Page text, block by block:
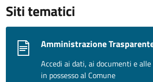
Siti tematici
Amministrazione
Accedi ai dati, ai documenti e
in possesso al Comune